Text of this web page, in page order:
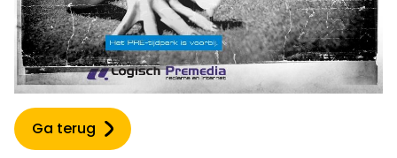
Ga terug